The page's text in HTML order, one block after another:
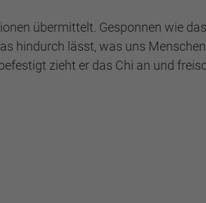
übermittelt. Gesponnen wie
hindurch lässt, was uns
zieht er das Chi an und